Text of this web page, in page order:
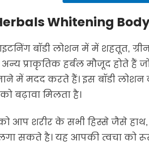
Whitening
बॉडी लोशन में में शहतूत,
प्राकृतिक हर्बल मौजूद होते हैं
में मदद करते हैं। इस बॉडी
बढ़ावा मिलता है।
आप शरीर के सभी हिस्से जैसे
सकते है। यह आपकी त्वचा को